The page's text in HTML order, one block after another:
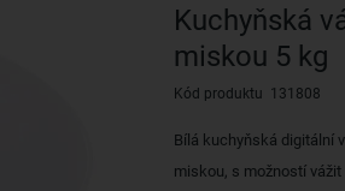
Kuchyňská
miskou 5 kg
Kód produktu 131808
Bílá kuchyňská digitální
miskou, s možností vážit